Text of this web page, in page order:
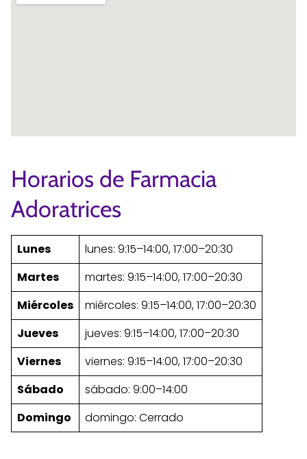
Horarios de Farmacia
Adoratrices
Lunes
lunes: 9:15–14:00, 17:00–20:30
Martes
martes: 9:15–14:00, 17:00–20:30
Miércoles
miércoles: 9:15–14:00, 17:00–20:30
Jueves
jueves: 9:15–14:00, 17:00–20:30
Viernes
viernes: 9:15–14:00, 17:00–20:30
Sábado
sábado: 9:00–14:00
Domingo
domingo: Cerrado